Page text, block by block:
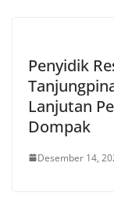
Penyidik
Lanjutan
Dompak
Desember 14,